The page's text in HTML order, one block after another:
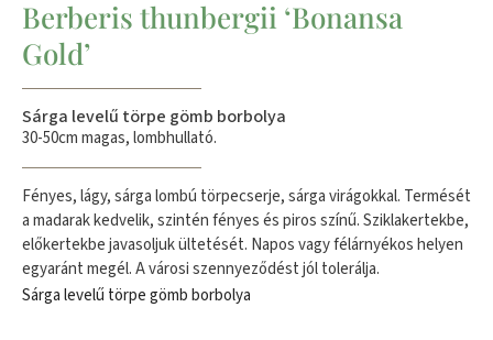
Berberis thunbergii ‘Bonansa
Gold’
Sárga levelű törpe gömb borbolya
30-50cm magas, lombhullató.
Fényes, lágy, sárga lombú törpecserje, sárga virágokkal. Termését
a madarak kedvelik, szintén fényes és piros színű. Sziklakertekbe,
előkertekbe javasoljuk ültetését. Napos vagy félárnyékos helyen
egyaránt megél. A városi szennyeződést jól tolerálja.
Sárga levelű törpe gömb borbolya